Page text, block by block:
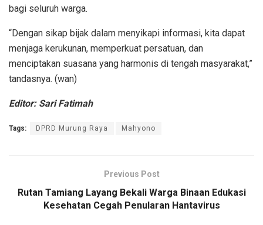
bagi seluruh warga.
“Dengan sikap bijak dalam menyikapi informasi, kita dapat
menjaga kerukunan, memperkuat persatuan, dan
menciptakan suasana yang harmonis di tengah masyarakat,”
tandasnya. (wan)
Editor: Sari Fatimah
Tags: DPRD Murung Raya Mahyono
Previous Post
Rutan Tamiang Layang Bekali Warga Binaan Edukasi
Kesehatan Cegah Penularan Hantavirus